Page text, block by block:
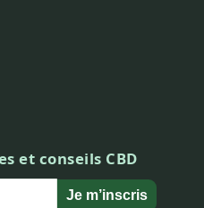
et conseils CBD
Je m’inscris